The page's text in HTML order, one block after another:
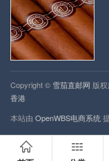
Copyright © 雪茄直邮网 版
香港
本站由 OpenWBS电商系统